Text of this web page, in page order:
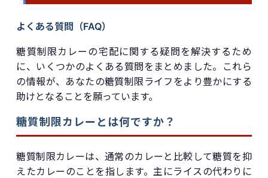
よくある質問（FAQ）
糖質制限カレーの宅配に関する疑問を解決するため
に、いくつかのよくある質問をまとめました。これら
の情報が、あなたの糖質制限ライフをより豊かにする
助けとなることを願っています。
糖質制限カレーとは何ですか？
糖質制限カレーは、通常のカレーと比較して糖質を抑
えたカレーのことを指します。主にライスの代わりに